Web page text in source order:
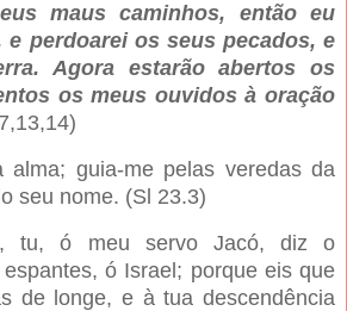
maus caminhos, então eu
perdoarei os seus pecados, e
Agora estarão abertos os
os meus ouvidos à oração
alma; guia-me pelas veredas da
seu nome. (Sl 23.3)
tu, ó meu servo Jacó, diz o
ó Israel; porque eis que
de longe, e à tua descendência